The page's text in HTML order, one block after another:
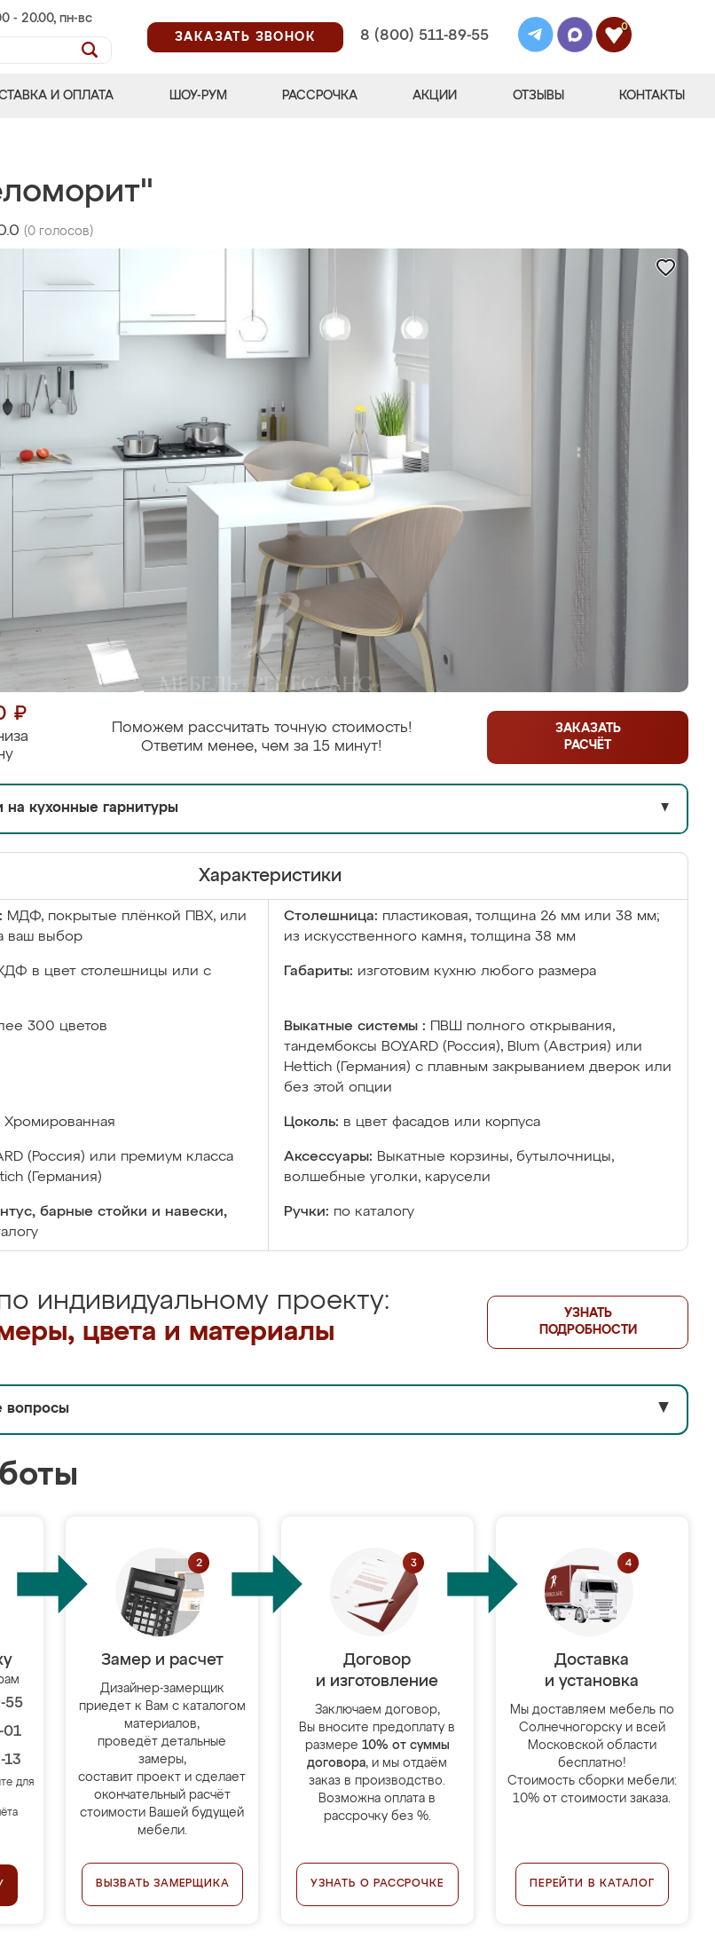
- 20.00, пн-вс
ЗАКАЗАТЬ ЗВОНОК
8 (800) 511-89-55
0
И ОПЛАТА ШОУ-РУМ РАССРОЧКА АКЦИИ ОТЗЫВЫ КОНТАКТЫ
(0 голосов)
₽
Поможем рассчитать точную стоимость!
Ответим менее, чем за 15 минут!
ЗАКАЗАТЬ
РАСЧЁТ
на кухонные гарнитуры ▼
Характеристики
МДФ, покрытые плёнкой ПВХ, или
ваш выбор
Столешница: пластиковая, толщина 26 мм или 38 мм;
из искусственного камня, толщина 38 мм
в цвет столешницы или с
Габариты: изготовим кухню любого размера
300 цветов Выкатные системы :
ПВШ полного открывания,
тандембоксы BOYARD (Россия), Blum (Австрия) или
Hettich (Германия) с плавным закрыванием дверок или
без этой опции
Хромированная Цоколь: в цвет фасадов или корпуса
(Россия) или премиум класса
(Германия)
Аксессуары: Выкатные корзины, бутылочницы,
волшебные уголки, карусели
барные стойки и навески,
Ручки: по каталогу
индивидуальному проекту:
цвета и материалы
УЗНАТЬ
ПОДРОБНОСТИ
вопросы ▼
55
01
13
для
Замер и расчет
Дизайнер-замерщик
приедет к Вам с каталогом
материалов,
проведёт детальные
замеры,
составит проект и сделает
окончательный расчёт
стоимости Вашей будущей
мебели.
ВЫЗВАТЬ ЗАМЕРЩИКА
Договор
и изготовление
Заключаем договор,
Вы вносите предоплату в
размере 10% от суммы
договора, и мы отдаём
заказ в производство.
Возможна оплата в
рассрочку без %.
УЗНАТЬ О РАССРОЧКЕ
Доставка
и установка
Мы доставляем мебель по
Солнечногорску и всей
Московской области
бесплатно!
Стоимость сборки мебели:
10% от стоимости заказа.
ПЕРЕЙТИ В КАТАЛОГ